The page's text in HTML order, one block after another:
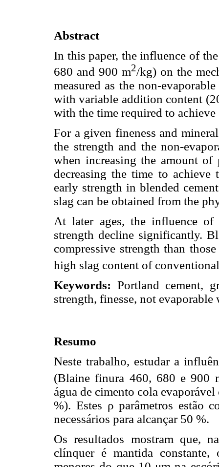
Abstract
In this paper, the influence of
680 and 900 m2/kg) on the
measured as the non-
with variable addition content
with the time required to
For a given fineness and
the strength and the non-
when increasing the amount
decreasing the time to
early strength in blended
slag can be obtained from the
At later ages, the influence
strength decline significantly.
compressive strength than
high slag content of
Keywords: Portland cement,
strength, finesse, not evaporable
Resumo
Neste trabalho, estudar a
(Blaine finura 460, 680 e 900
água de cimento cola
%). Estes ρ parâmetros estão
necessários para alcançar 50 %.
Os resultados mostram que,
clínquer é mantida constante,